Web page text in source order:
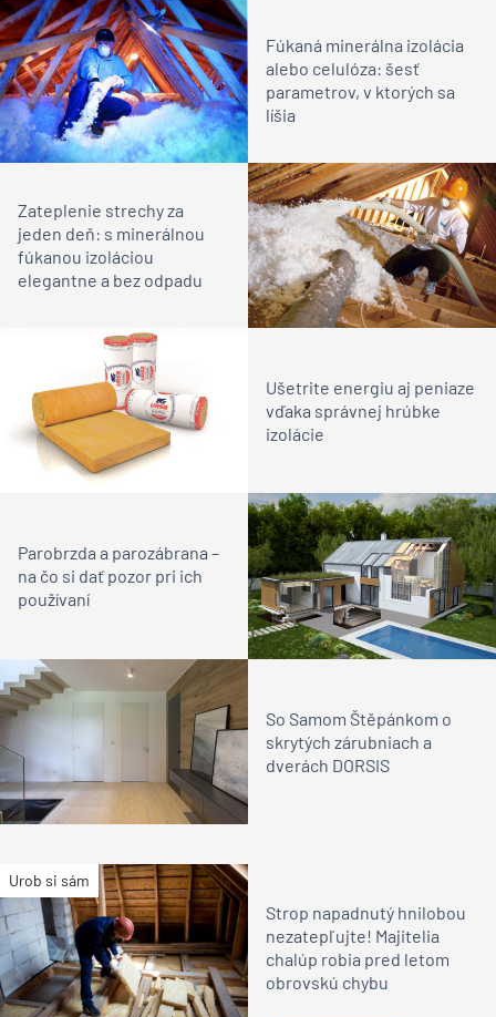
Fúkaná minerálna izolácia
alebo celulóza: šesť
parametrov, v ktorých sa
líšia
Zateplenie strechy za
jeden deň: s minerálnou
fúkanou izoláciou
elegantne a bez odpadu
Ušetrite energiu aj peniaze
vďaka správnej hrúbke
izolácie
Parobrzda a parozábrana –
na čo si dať pozor pri ich
používaní
So Samom Štěpánkom o
skrytých zárubniach a
dverách DORSIS
Urob si sám
Strop napadnutý hnilobou
nezatepľujte! Majitelia
chalúp robia pred letom
obrovskú chybu